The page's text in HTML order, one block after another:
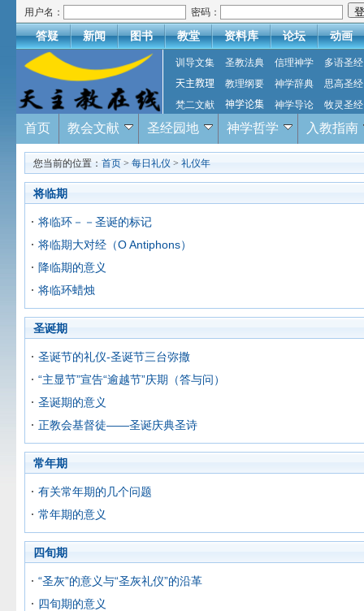
用户名： 密码：
答疑 新闻 图书 教堂 资料库 论坛 动画
训导文集 圣教法典 信理神学
多语圣经
天主教理
教理纲要 神学辞典
思高圣经
梵二文献
神学论集 神学导论 牧灵圣经
首页 教会文献 圣经园地 神学哲学 入教指南
您当前的位置： 首页 > 每日礼仪 > 礼仪年
将临期
将临环－－圣诞的标记
将临期大对经（O Antiphons）
降临期的意义
将临环蜡烛
圣诞期
圣诞节的礼仪-圣诞节三台弥撒
“主显节”宣告“逾越节”庆期（答与问）
圣诞期的意义
正教会基督徒——圣诞庆典圣诗
常年期
有关常年期的几个问题
常年期的意义
四旬期
“圣灰”的意义与“圣灰礼仪”的沿革
四旬期的意义